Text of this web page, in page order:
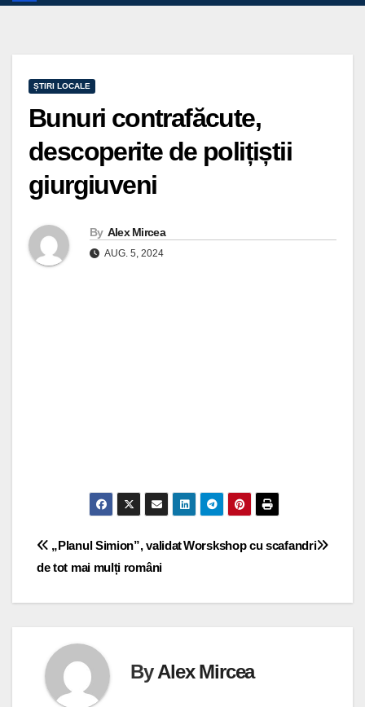
ȘTIRI LOCALE
Bunuri contrafăcute,
descoperite de polițiștii
giurgiuveni
By Alex Mircea
AUG. 5, 2024
Navigare
Worskshop cu scafandri
„Planul Simion”, validat
de tot mai mulți români
ByAlex Mircea